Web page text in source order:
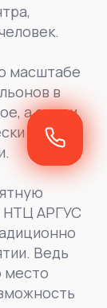
масштабе
в
а среди
ни
НТЦ АРГУС
Ведь
место